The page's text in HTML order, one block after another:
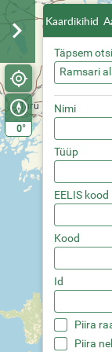
0°
Kaardikihid
Täpsem
Ramsari
Nimi
Tüüp
EELIS kood
Kood
Id
Piira
Piira